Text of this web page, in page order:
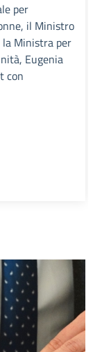
per
il Ministro
la Ministra per
Eugenia
con